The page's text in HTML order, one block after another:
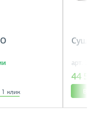
1 клик
арт.
44
В